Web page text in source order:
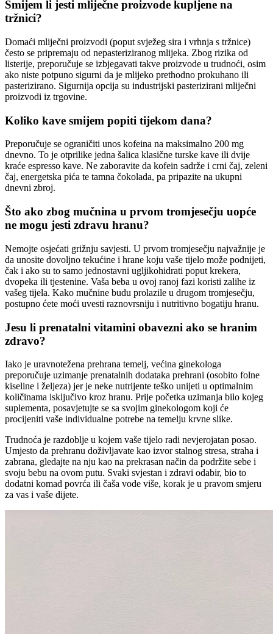
Smijem li jesti mliječne proizvode kupljene na
tržnici?
Domaći mliječni proizvodi (poput svježeg sira i vrhnja s tržnice)
često se pripremaju od nepasteriziranog mlijeka. Zbog rizika od
listerije, preporučuje se izbjegavati takve proizvode u trudnoći, osim
ako niste potpuno sigurni da je mlijeko prethodno prokuhano ili
pasterizirano. Sigurnija opcija su industrijski pasterizirani mliječni
proizvodi iz trgovine.
Koliko kave smijem popiti tijekom dana?
Preporučuje se ograničiti unos kofeina na maksimalno 200 mg
dnevno. To je otprilike jedna šalica klasične turske kave ili dvije
kraće espresso kave. Ne zaboravite da kofein sadrže i crni čaj, zeleni
čaj, energetska pića te tamna čokolada, pa pripazite na ukupni
dnevni zbroj.
Što ako zbog mučnina u prvom tromjesečju uopće
ne mogu jesti zdravu hranu?
Nemojte osjećati grižnju savjesti. U prvom tromjesečju najvažnije je
da unosite dovoljno tekućine i hrane koju vaše tijelo može podnijeti,
čak i ako su to samo jednostavni ugljikohidrati poput krekera,
dvopeka ili tjestenine. Vaša beba u ovoj ranoj fazi koristi zalihe iz
vašeg tijela. Kako mučnine budu prolazile u drugom tromjesečju,
postupno ćete moći uvesti raznovrsniju i nutritivno bogatiju hranu.
Jesu li prenatalni vitamini obavezni ako se hranim
zdravo?
Iako je uravnotežena prehrana temelj, većina ginekologa
preporučuje uzimanje prenatalnih dodataka prehrani (osobito folne
kiseline i željeza) jer je neke nutrijente teško unijeti u optimalnim
količinama isključivo kroz hranu. Prije početka uzimanja bilo kojeg
suplementa, posavjetujte se sa svojim ginekologom koji će
procijeniti vaše individualne potrebe na temelju krvne slike.
Trudnoća je razdoblje u kojem vaše tijelo radi nevjerojatan posao.
Umjesto da prehranu doživljavate kao izvor stalnog stresa, straha i
zabrana, gledajte na nju kao na prekrasan način da podržite sebe i
svoju bebu na ovom putu. Svaki svjestan i zdravi odabir, bio to
dodatni komad povrća ili čaša vode više, korak je u pravom smjeru
za vas i vaše dijete.